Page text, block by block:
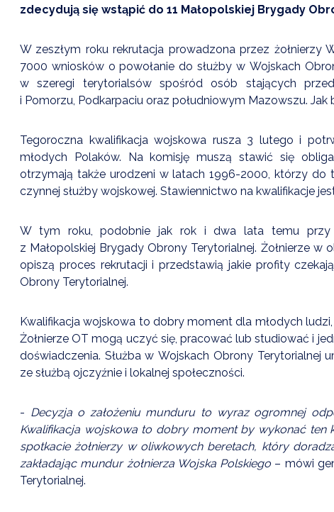
zdecydują się wstąpić do 11 Małopolskiej Brygady
W zeszłym roku rekrutacja prowadzona przez żołnierzy
7000 wniosków o powołanie do służby w Wojskach
w szeregi terytorialsów spośród osób stających
i Pomorzu, Podkarpaciu oraz południowym Mazowszu.
Tegoroczna kwalifikacja wojskowa rusza 3 lutego i
młodych Polaków. Na komisję muszą stawić się
otrzymają także urodzeni w latach 1996-2000, którzy do
czynnej służby wojskowej. Stawiennictwo na kwalifikacje
W tym roku, podobnie jak rok i dwa lata temu przy
z Małopolskiej Brygady Obrony Terytorialnej. Żołnierze
opiszą proces rekrutacji i przedstawią jakie profity
Obrony Terytorialnej.
Kwalifikacja wojskowa to dobry moment dla młodych
Żołnierze OT mogą uczyć się, pracować lub studiować i
doświadczenia. Służba w Wojskach Obrony
ze służbą ojczyźnie i lokalnej społeczności.
- Decyzja o założeniu munduru to wyraz ogromnej
Kwalifikacja wojskowa to dobry moment by wykonać ten
spotkacie żołnierzy w oliwkowych beretach, który
zakładając mundur żołnierza Wojska Polskiego – mówi
Terytorialnej.